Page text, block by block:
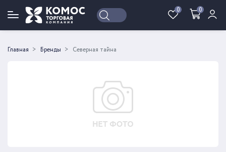
0 0
Войти Регистрация
Главная Бренды Северная тайна